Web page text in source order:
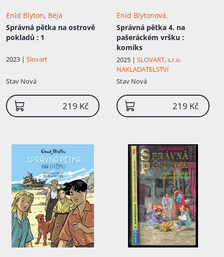
Enid Blyton, Béja
Správná pětka na ostrově
pokladů : 1
2023 | Slovart
Stav Nová
219 Kč
Enid Blytonová,
Správná pětka 4. na
pašeráckém vršku :
komiks
2025 | SLOVART, s.r.o.
NAKLADATELSTVí
Stav Nová
219 Kč